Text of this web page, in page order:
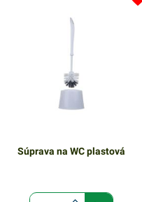
Súprava na WC plastová